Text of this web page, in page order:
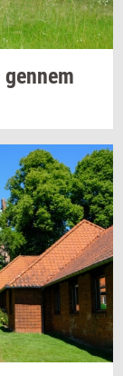
gen­nem